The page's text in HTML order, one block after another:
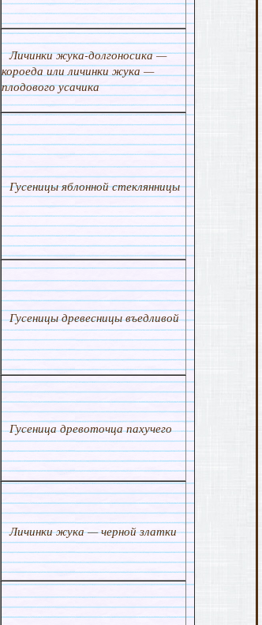
Личинки жука-долгоносика —
короеда или личинки жука —
плодового усачика
Гусеницы яблонной стеклянницы
Гусеницы древесницы въедливой
Гусеница древоточца пахучего
Личинки жука — черной златки